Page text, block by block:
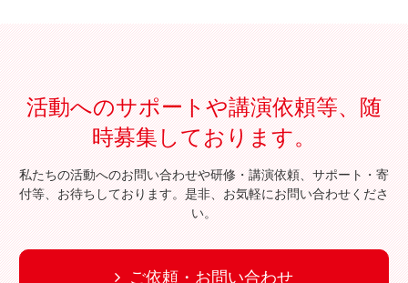
活動へのサポートや講演依頼等、随
時募集しております。
私たちの活動へのお問い合わせや研修・講演依頼、サポート・寄
付等、お待ちしております。是非、お気軽にお問い合わせくださ
い。
ご依頼・お問い合わせ